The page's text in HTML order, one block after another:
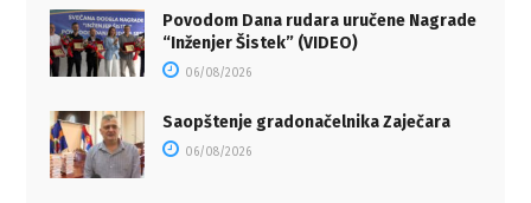
Povodom Dana rudara uručene Nagrade
“Inženjer Šistek” (VIDEO)
06/08/2026
Saopštenje gradonačelnika Zaječara
06/08/2026